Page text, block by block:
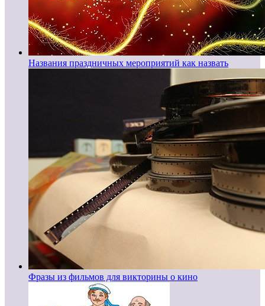
Названия праздничных мероприятий как назвать
Фразы из фильмов для викторины о кино